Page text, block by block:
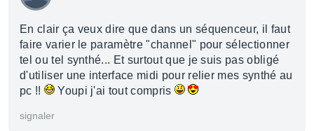
En clair ça veux dire que dans un séquenceur, il faut
faire varier le paramètre "channel" pour sélectionner
tel ou tel synthé... Et surtout que je suis pas obligé
d'utiliser une interface midi pour relier mes synthé au
pc !!
Youpi j'ai tout compris
signaler